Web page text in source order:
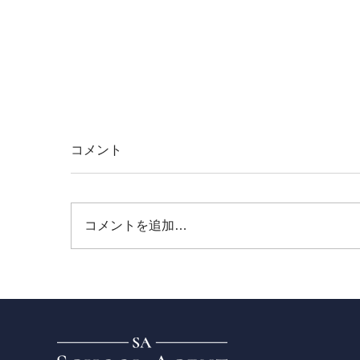
実践的「生成AIワークショップ」を君津
コメント
コメントを追加…